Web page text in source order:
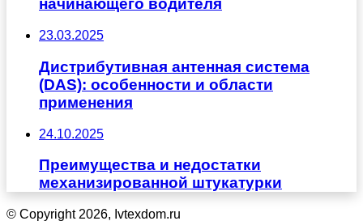
начинающего водителя
23.03.2025
Дистрибутивная антенная система
(DAS): особенности и области
применения
24.10.2025
Преимущества и недостатки
механизированной штукатурки
© Copyright 2026, Ivtexdom.ru